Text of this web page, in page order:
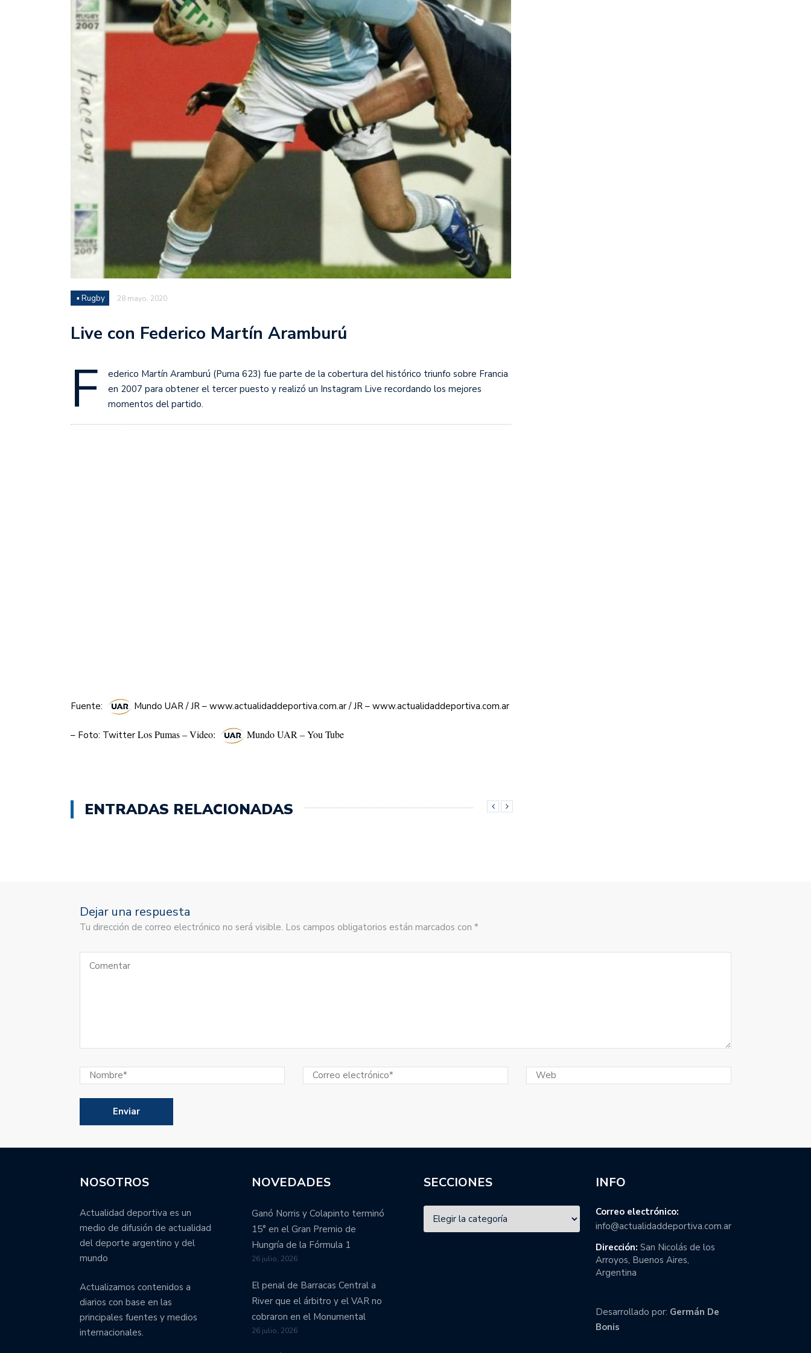
en la historia grande del club”
Nicolás Otamendi regresa al fútbol argentino después de 16 años: del orgullo
de Vélez a la pasión por River
Boca ganó con lo justo ante O’Higgins gracias a la jerarquía de Paredes: una
diferencia y un juego que no dan paz para ir a Rancagua
El Nacional de Clubes A llega a Córdoba con el histórico regreso de Diego
Simonet
Lista de la selección femenina de Argentina para la Copa Mundial de Hockey FIH
2026
Lista de la selección masculina de Argentina para la Copa Mundial de Hockey
FIH 2026
Las Panteras debutaron con una gran victoria ante Ecuador en la Copa
Sudamericana
▪ Rugby 28 mayo, 2020
Live con Federico Martín Aramburú
F
ederico Martín Aramburú (Puma 623) fue parte de la cobertura del histórico triunfo sobre Francia
en 2007 para obtener el tercer puesto y realizó un Instagram Live recordando los mejores
momentos del partido.
Fuente: Mundo UAR / JR – www.actualidaddeportiva.com.ar / JR – www.actualidaddeportiva.com.ar
– Foto: Twitter Los Pumas – Video: Mundo UAR – You Tube
ENTRADAS RELACIONADAS
Dejar una respuesta
Tu dirección de correo electrónico no será visible. Los campos obligatorios están marcados con *
NOSOTROS
Actualidad deportiva es un
medio de difusión de actualidad
del deporte argentino y del
mundo
Actualizamos contenidos a
diarios con base en las
principales fuentes y medios
internacionales.
NOVEDADES
Ganó Norris y Colapinto terminó
15° en el Gran Premio de
Hungría de la Fórmula 1
26 julio, 2026
El penal de Barracas Central a
River que el árbitro y el VAR no
cobraron en el Monumental
26 julio, 2026
SECCIONES INFO
Correo electrónico:
info@actualidaddeportiva.com.ar
Dirección: San Nicolás de los
Arroyos, Buenos Aires,
Argentina
Desarrollado por: Germán De
Bonis